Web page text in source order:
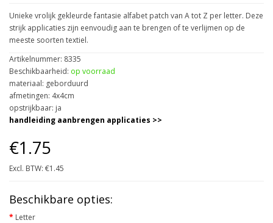
Unieke vrolijk gekleurde fantasie alfabet patch van A tot Z per letter. Deze
strijk applicaties zijn eenvoudig aan te brengen of te verlijmen op de
meeste soorten textiel.
Artikelnummer: 8335
Beschikbaarheid: op voorraad
materiaal: geborduurd
afmetingen: 4x4cm
opstrijkbaar: ja
handleiding aanbrengen applicaties >>
€1.75
Excl. BTW: €1.45
Beschikbare opties:
Letter